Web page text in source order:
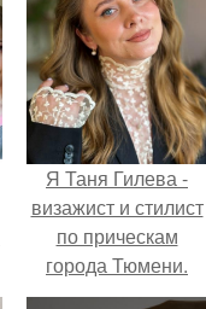
Я Таня Гилева -
визажист и стилист
по прическам
города Тюмени.